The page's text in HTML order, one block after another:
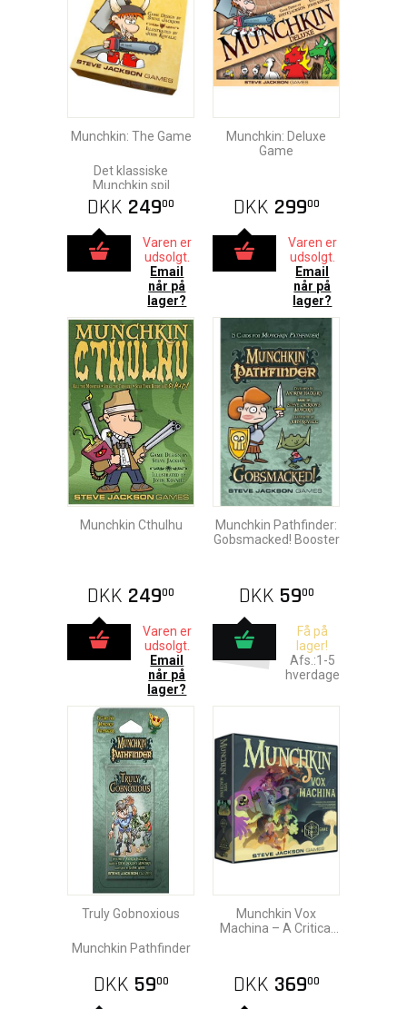
Munchkin: The Game
Det klassiske
Munchkin spil
DKK 24900
Varen er
udsolgt.
Email
når på
lager?
Munchkin: Deluxe
Game
DKK 29900
Varen er
udsolgt.
Email
når på
lager?
Munchkin Cthulhu
DKK 24900
Varen er
udsolgt.
Email
når på
lager?
Munchkin Pathfinder:
Gobsmacked! Booster
DKK 5900
Få på
lager!
Afs.:1-5
hverdage
Truly Gobnoxious
Munchkin Pathfinder
DKK 5900
Munchkin Vox
Machina – A Critical
DKK 36900